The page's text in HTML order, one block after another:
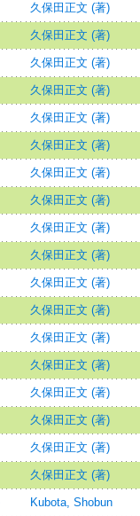
久保田正文 (著)
久保田正文 (著)
久保田正文 (著)
久保田正文 (著)
久保田正文 (著)
久保田正文 (著)
久保田正文 (著)
久保田正文 (著)
久保田正文 (著)
久保田正文 (著)
久保田正文 (著)
久保田正文 (著)
久保田正文 (著)
久保田正文 (著)
久保田正文 (著)
久保田正文 (著)
久保田正文 (著)
久保田正文 (著)
Kubota, Shobun